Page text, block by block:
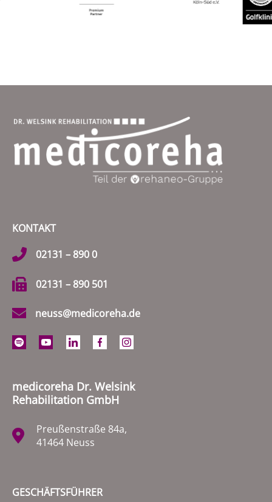
KONTAKT
02131 – 890 0
02131 – 890 501
neuss@medicoreha.de
medicoreha Dr. Welsink
Rehabilitation GmbH
Preußenstraße 84a,
41464 Neuss
GESCHÄFTSFÜHRER